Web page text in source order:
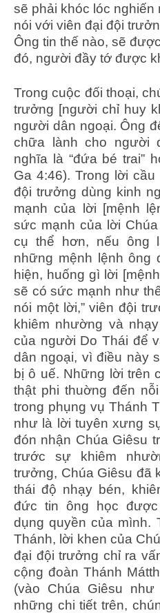
sẽ phải khóc lóc nghiến
nói với viên đại đội
Ông tin thế nào, sẽ
đó, người đầy tớ được
Trong cuộc đối thoại,
trưởng [người chỉ huy
người dân ngoại. Ông
chữa lành cho người
nghĩa là “đứa bé trai”
Ga 4:46). Trong lời
đội trưởng dùng kinh
mạnh của lời [mệnh
sức mạnh của lời
cụ thể hơn, nếu ông
những mệnh lệnh
hiện, huống gì lời
sẽ có sức mạnh như
nói một lời,” viên đội
khiêm nhường và
của người Do Thái để
dân ngoại, vì điều này
bị ô uế. Những lời trên
thật phi thuờng đến
trong phụng vụ Thánh
như là lời tuyên xưng
đón nhận Chúa Giêsu
trước sự khiêm
trưởng, Chúa Giêsu đã
thái độ nhạy bén,
đức tin ông học
dụng quyền của mình.
Thánh, lời khen của
đại đội trưởng chỉ ra
cộng đoàn Thánh
(vào Chúa Giêsu
những chi tiết trên,